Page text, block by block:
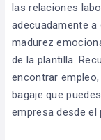
las relaciones
adecuadamente
madurez
de la plantilla.
encontrar
bagaje que
empresa desde el